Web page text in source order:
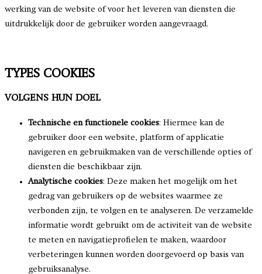
werking van de website of voor het leveren van diensten die
uitdrukkelijk door de gebruiker worden aangevraagd.
TYPES COOKIES
VOLGENS HUN DOEL
Technische en functionele cookies: Hiermee kan de
gebruiker door een website, platform of applicatie
navigeren en gebruikmaken van de verschillende opties of
diensten die beschikbaar zijn.
Analytische cookies: Deze maken het mogelijk om het
gedrag van gebruikers op de websites waarmee ze
verbonden zijn, te volgen en te analyseren. De verzamelde
informatie wordt gebruikt om de activiteit van de website
te meten en navigatieprofielen te maken, waardoor
verbeteringen kunnen worden doorgevoerd op basis van
gebruiksanalyse.